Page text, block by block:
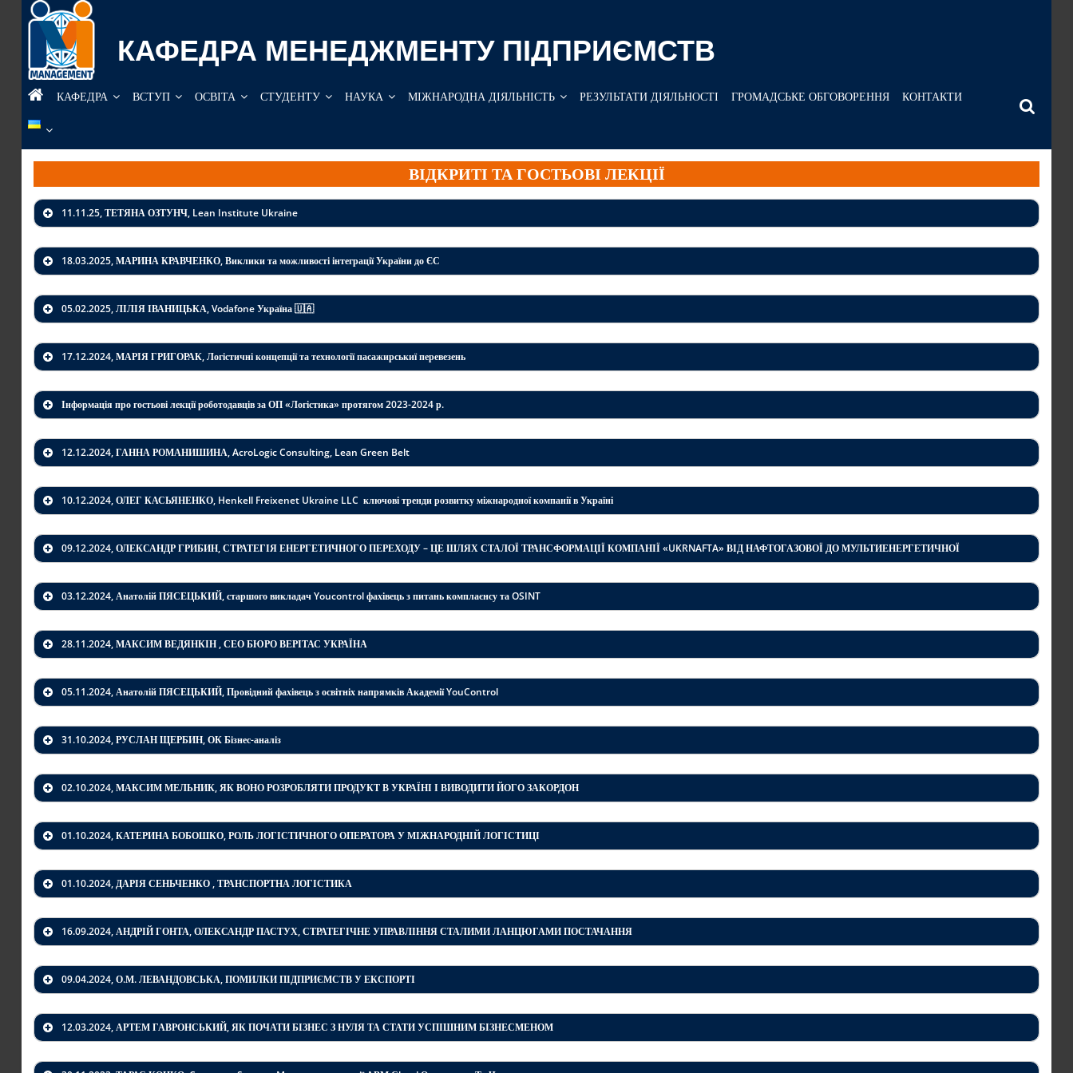
Перейти
до
вмісту
КАФЕДРА МЕНЕДЖМЕНТУ ПІДПРИЄМСТВ
КАФЕДРА ВСТУП ОСВІТА СТУДЕНТУ НАУКА МІЖНАРОДНА ДІЯЛЬНІСТЬ РЕЗУЛЬТАТИ ДІЯЛЬНОСТІ ГРОМАДСЬКЕ ОБГОВОРЕННЯ КОНТАКТИ
ВІДКРИТІ ТА ГОСТЬОВІ ЛЕКЦІЇ
11.11.25, ТЕТЯНА ОЗТУНЧ, Lean Institute Ukraine
18.03.2025, МАРИНА КРАВЧЕНКО, Виклики та можливості інтеграції України до ЄС
05.02.2025, ЛІЛІЯ ІВАНИЦЬКА, Vodafone Україна 🇺🇦
17.12.2024, МАРІЯ ГРИГОРАК, Логістичні концепції та технології пасажирськиї перевезень
Інформація про гостьові лекції роботодавців за ОП «Логістика» протягом 2023-2024 р.
12.12.2024, ГАННА РОМАНИШИНА, AcroLogic Consulting, Lean Green Belt
10.12.2024, ОЛЕГ КАСЬЯНЕНКО, Henkell Freixenet Ukraine LLC ключові тренди розвитку міжнародної компанії в Україні
09.12.2024, ОЛЕКСАНДР ГРИБИН,СТРАТЕГІЯ ЕНЕРГЕТИЧНОГО ПЕРЕХОДУ – ЦЕ ШЛЯХ СТАЛОЇ ТРАНСФОРМАЦІЇ КОМПАНІЇ «UKRNAFTA» ВІД НАФТОГАЗОВОЇ ДО МУЛЬТИЕНЕРГЕТИЧНОЇ
03.12.2024, Анатолій ПЯСЕЦЬКИЙ, старшого викладач Youcontrol фахівець з питань комплаєнсу та OSINT
28.11.2024, МАКСИМ ВЕДЯНКІН , СЕО БЮРО ВЕРІТАС УКРАЇНА
05.11.2024, Анатолій ПЯСЕЦЬКИЙ, Провідний фахівець з освітніх напрямків Академії YouControl
31.10.2024, РУСЛАН ЩЕРБИН, ОК Бізнес-аналіз
02.10.2024, МАКСИМ МЕЛЬНИК, ЯК ВОНО РОЗРОБЛЯТИ ПРОДУКТ В УКРАЇНІ І ВИВОДИТИ ЙОГО ЗАКОРДОН
01.10.2024, КАТЕРИНА БОБОШКО, РОЛЬ ЛОГІСТИЧНОГО ОПЕРАТОРА У МІЖНАРОДНІЙ ЛОГІСТИЦІ
01.10.2024, ДАРІЯ СЕНЬЧЕНКО , ТРАНСПОРТНА ЛОГІСТИКА
16.09.2024, АНДРІЙ ГОНТА, ОЛЕКСАНДР ПАСТУХ, СТРАТЕГІЧНЕ УПРАВЛІННЯ СТАЛИМИ ЛАНЦЮГАМИ ПОСТАЧАННЯ
09.04.2024, О.М. ЛЕВАНДОВСЬКА, ПОМИЛКИ ПІДПРИЄМСТВ У ЕКСПОРТІ
12.03.2024, АРТЕМ ГАВРОНСЬКИЙ, ЯК ПОЧАТИ БІЗНЕС З НУЛЯ ТА СТАТИ УСПІШНИМ БІЗНЕСМЕНОМ